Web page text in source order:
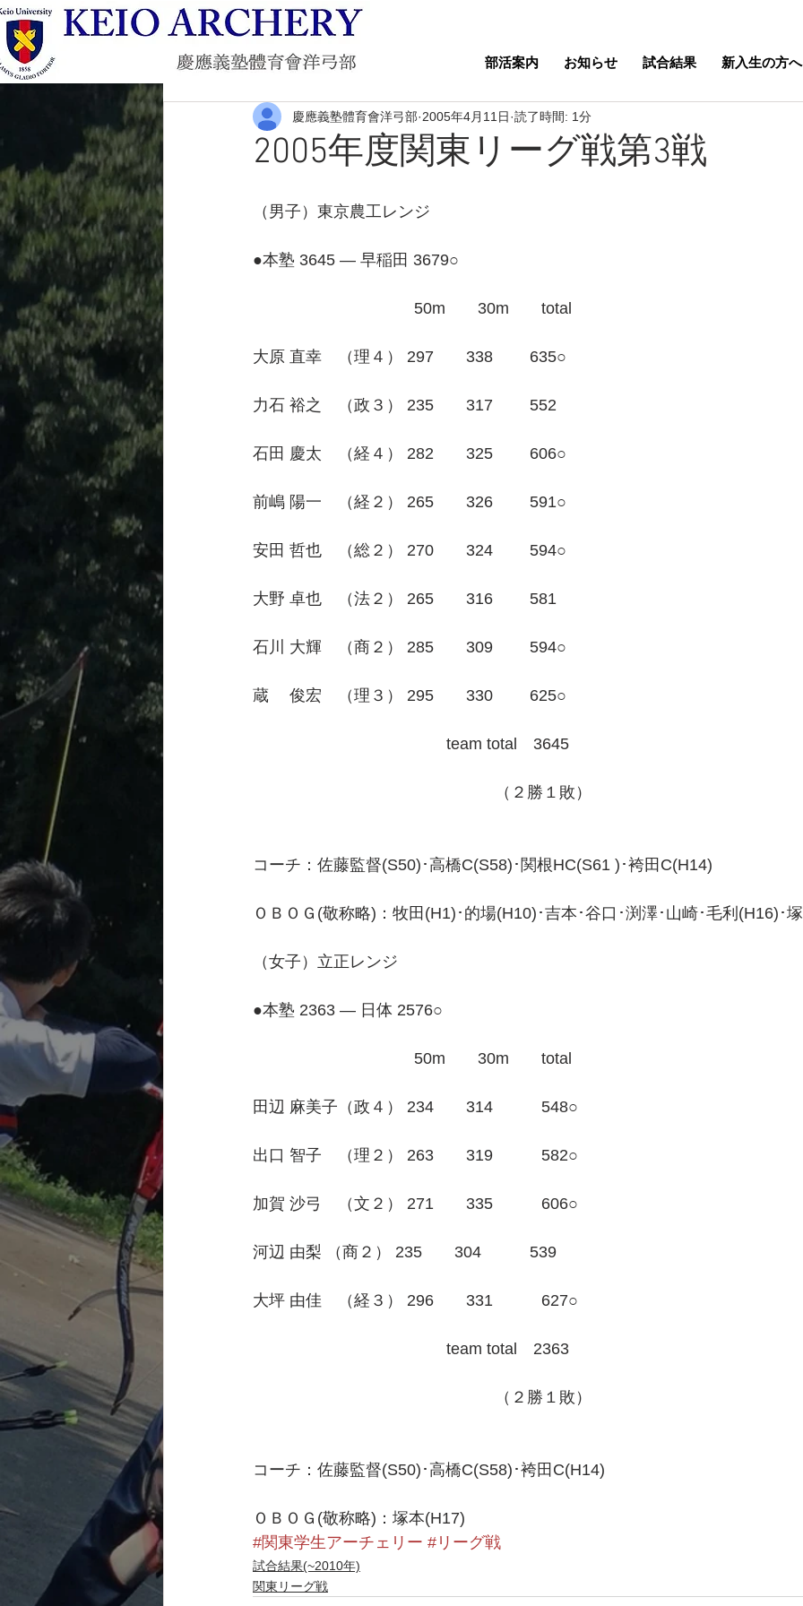
部活案内 お知らせ 試合結果 新入生の方へ
2005年度関東リーグ戦第3戦
慶應義塾體育會洋弓部 2005年4月11日 読了時間: 1分
（男子）東京農工レンジ
●本塾 3645 ― 早稲田 3679○
50m　　30m　　total
大原 直幸　（理４） 297　　338　　 635○
力石 裕之　（政３） 235　　317　　 552
石田 慶太　（経４） 282　　325　　 606○
前嶋 陽一　（経２） 265　　326　　 591○
安田 哲也　（総２） 270　　324　　 594○
大野 卓也　（法２） 265　　316　　 581
石川 大輝　（商２） 285　　309　　 594○
蔵　 俊宏　（理３） 295　　330　　 625○
team total　3645
（２勝１敗）
コーチ：佐藤監督(S50)･高橋C(S58)･関根HC(S61 )･袴田C(H14)
ＯＢＯＧ(敬称略)：牧田(H1)･的場(H10)･吉本･谷口･渕澤･山崎･毛利(H16)
（女子）立正レンジ
●本塾 2363 ― 日体 2576○
50m　　30m　　total
田辺 麻美子（政４） 234　　314　　　548○
出口 智子　（理２） 263　　319　　　582○
加賀 沙弓　（文２） 271　　335　　　606○
河辺 由梨 （商２） 235　　304　　　539
大坪 由佳　（経３） 296　　331　　　627○
team total　2363
（２勝１敗）
コーチ：佐藤監督(S50)･高橋C(S58)･袴田C(H14)
ＯＢＯＧ(敬称略)：塚本(H17)
#関東学生アーチェリー #リーグ戦
試合結果(~2010年)
関東リーグ戦